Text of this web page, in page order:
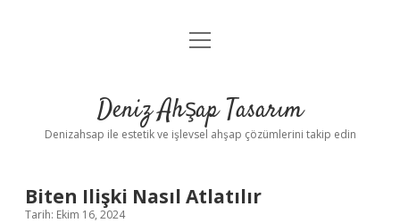
Anasayfa
Yasal Uyarı
menüyü
Deniz Ahşap Tasarım
Denizahsap ile estetik ve işlevsel ahşap çözümlerini takip edin
Biten Ilişki Nasıl Atlatılır
Tarih: Ekim 16, 2024